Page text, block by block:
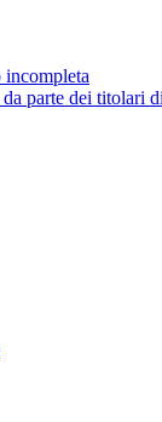
incompleta
parte dei titolari